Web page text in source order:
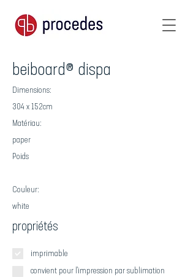
beiboard® dispa
Dimensions:
304 x 152cm
Matériau:
paper
Poids
Couleur:
white
propriétés
imprimable
convient pour l'impression par sublimation